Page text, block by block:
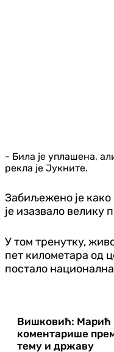
- Била је уплашена,
рекла је Јукните.
Забиљежено је како
је изазвало велику
У том тренутку,
пет километара од
постало
Вишковић: Марић
коментарише
тему и државу